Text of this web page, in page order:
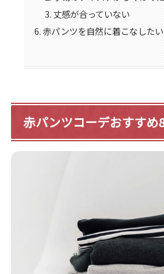
丈感が合っていない
赤パンツを自然に着こなした
赤パンツコーデおすすめ